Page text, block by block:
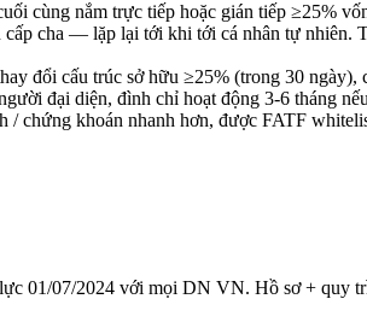
cùng nắm trực tiếp hoặc gián tiếp ≥25%
cha — lặp lại tới khi tới cá nhân tự
đổi cấu trúc sở hữu ≥25% (trong 30
đại diện, đình chỉ hoạt động 3-6 tháng
/ chứng khoán nhanh hơn, được FATF
01/07/2024 với mọi DN VN. Hồ sơ + quy